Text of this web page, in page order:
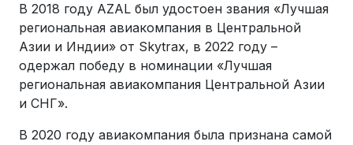
В 2018 году AZAL был удостоен звания «Лучшая
региональная авиакомпания в Центральной
Азии и Индии» от Skytrax, в 2022 году –
одержал победу в номинации «Лучшая
региональная авиакомпания Центральной Азии
и СНГ».
В 2020 году авиакомпания была признана самой